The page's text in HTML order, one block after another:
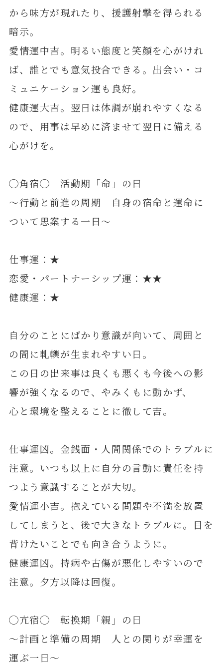
から味方が現れたり、援護射撃を得られる
暗示。
愛情運中吉。明るい態度と笑顔を心がけれ
ば、誰とでも意気投合できる。出会い・コ
ミュニケーション運も良好。
健康運大吉。翌日は体調が崩れやすくなる
ので、用事は早めに済ませて翌日に備える
心がけを。
◯角宿◯ 活動期「命」の日
～行動と前進の周期 自身の宿命と運命に
ついて思案する一日～
仕事運：★
恋愛・パートナーシップ運：★★
健康運：★
自分のことにばかり意識が向いて、周囲と
の間に軋轢が生まれやすい日。
この日の出来事は良くも悪くも今後への影
響が強くなるので、やみくもに動かず、
心と環境を整えることに徹して吉。
仕事運凶。金銭面・人間関係でのトラブルに
注意。いつも以上に自分の言動に責任を持
つよう意識することが大切。
愛情運小吉。抱えている問題や不満を放置
してしまうと、後で大きなトラブルに。目を
背けたいことでも向き合うように。
健康運凶。持病や古傷が悪化しやすいので
注意。夕方以降は回復。
◯亢宿◯ 転換期「親」の日
～計画と準備の周期 人との関りが幸運を
運ぶ一日～